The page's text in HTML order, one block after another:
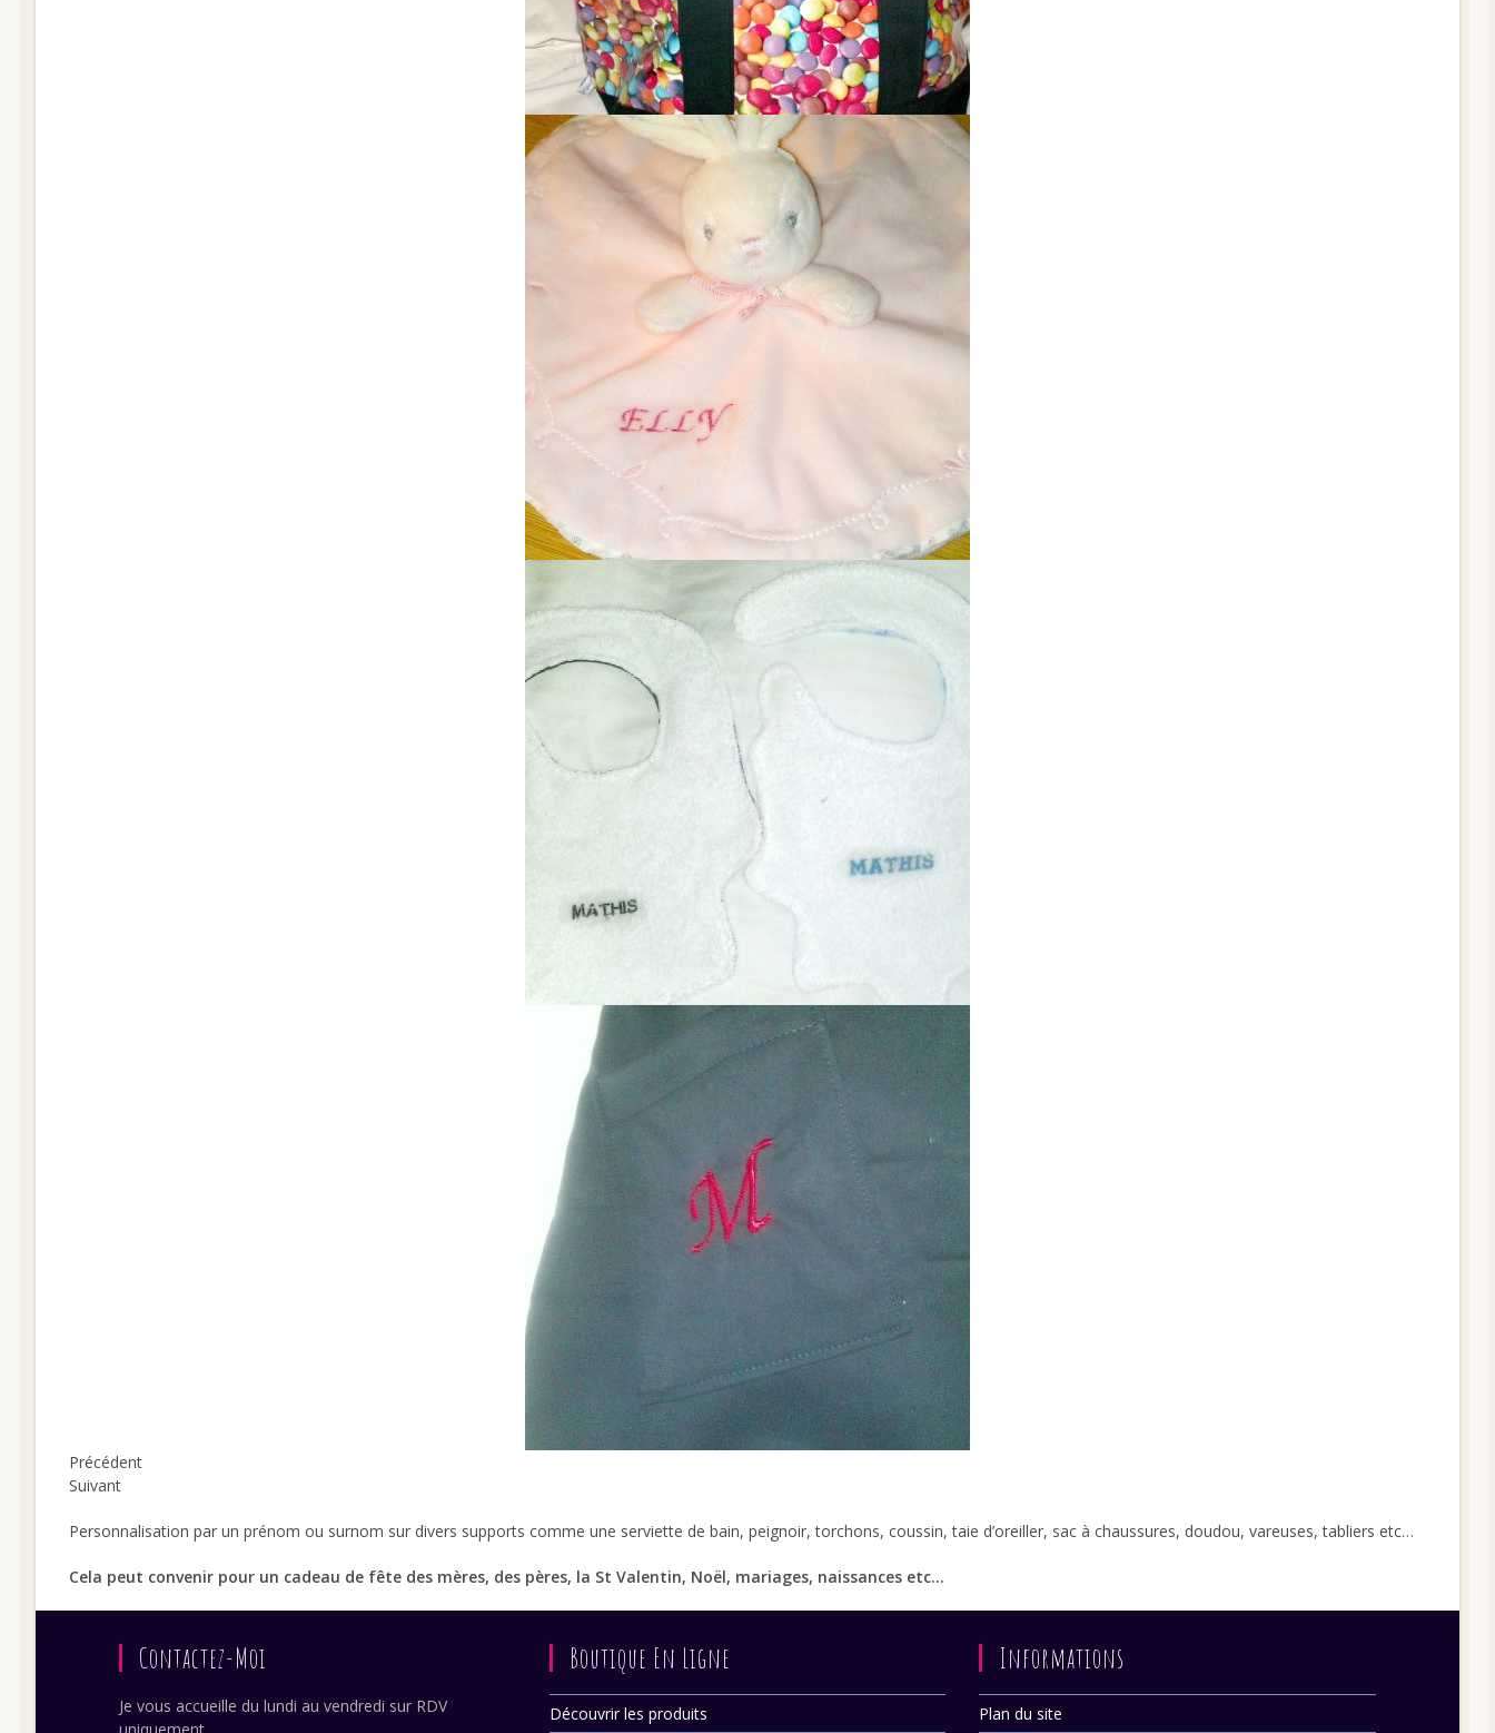
Précédent
Suivant
Personnalisation par un prénom ou surnom sur divers supports comme une serviette de bain, peignoir, torchons, coussin, taie d’oreiller, sac à chaussures, doudou, vareuses, tabliers etc…
Cela peut convenir pour un cadeau de fête des mères, des pères, la St Valentin, Noël, mariages, naissances etc…
Contactez-Moi
Je vous accueille du lundi au vendredi sur RDV
Boutique En Ligne
Découvrir les produits
Informations
Plan du site